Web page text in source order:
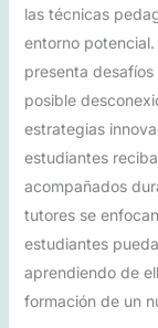
las técnicas
entorno
presenta
posible
estrategias
estudiantes
acompañados
tutores se
estudiantes
aprendiendo de
formación de un